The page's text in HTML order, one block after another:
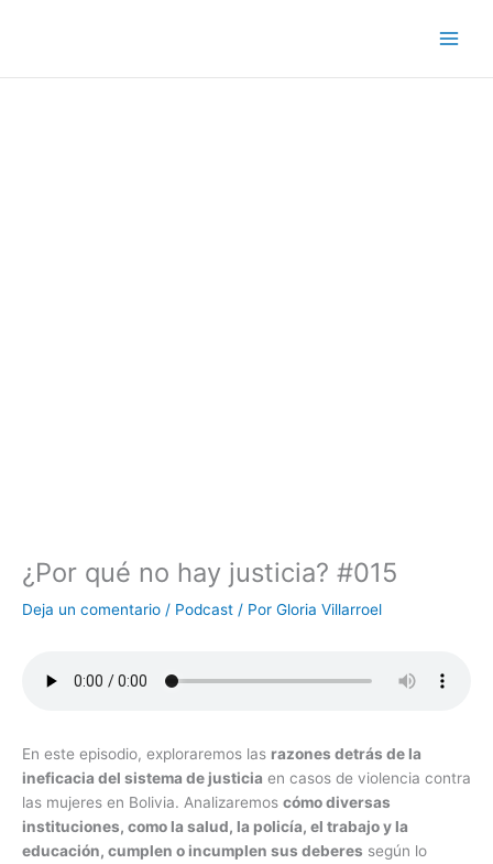
¿Por qué no hay justicia? #015
Deja un comentario / Podcast / Por Gloria Villarroel
En este episodio, exploraremos las razones detrás de la
ineficacia del sistema de justicia en casos de violencia contra
las mujeres en Bolivia. Analizaremos cómo diversas
instituciones, como la salud, la policía, el trabajo y la
educación, cumplen o incumplen sus deberes según lo